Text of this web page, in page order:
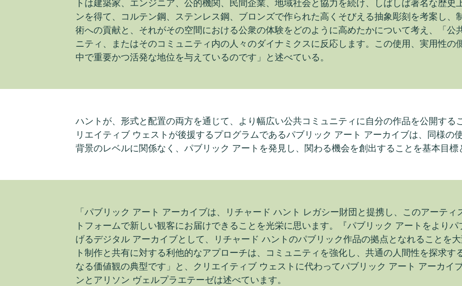
ンを得て、コルテン鋼、ステンレス鋼、ブロンズで作られた高くそびえる抽象彫刻を考案し、
術への貢献と、それがその空間における公衆の体験をどのように高めたかについて考え、「公
ニティ、またはそのコミュニティ内の人々のダイナミクスに反応します。この使用、実用性の
中で重要かつ活発な地位を与えているのです」と述べている。
ハントが、形式と配置の両方を通じて、より幅広い公共コミュニティに自分の作品を公開する
リエイティブ ウェストが後援するプログラムであるパブリック アート アーカイブは、同様の
背景のレベルに関係なく、パブリック アートを発見し、関わる機会を創出することを基本目標
「パブリック アート アーカイブは、リチャード ハント レガシー財団と提携し、このアーテ
トフォームで新しい観客にお届けできることを光栄に思います。『パブリック アートをより
げるデジタル アーカイブとして、リチャード ハントのパブリック作品の拠点となれることを
ト制作と共有に対する利他的なアプローチは、コミュニティを強化し、共通の人間性を探求す
なる価値観の典型です」と、クリエイティブ ウェストに代わってパブリック アート アーカイ
ンとアリソン ヴェルプラエテーゼは述べています。